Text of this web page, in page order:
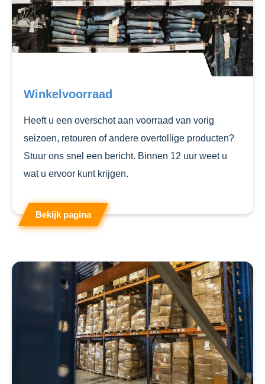
Winkelvoorraad
Heeft u een overschot aan voorraad van vorig
seizoen, retouren of andere overtollige producten?
Stuur ons snel een bericht. Binnen 12 uur weet u
wat u ervoor kunt krijgen.
Bekijk pagina